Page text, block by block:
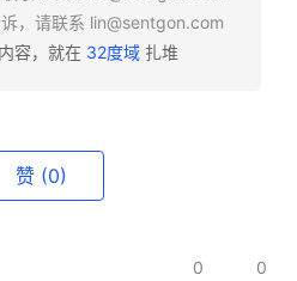
，请联系 lin@sentgon.com
容，就在 32度域扎堆
赞 (0)
0 0